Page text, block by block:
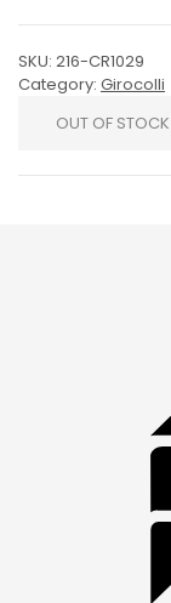
SKU: 216-CR1029
Category: Girocolli
OUT OF STOCK